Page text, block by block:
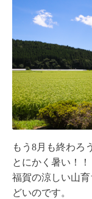
もう8月も終わろ
とにかく暑い！！
福賀の涼しい山
どいのです。